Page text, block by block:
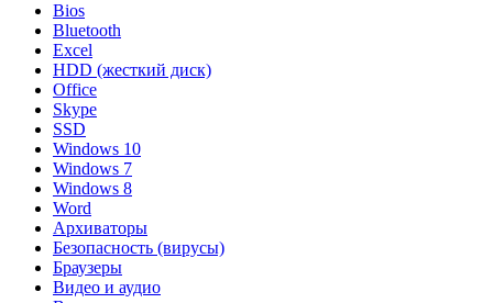
Bios
Bluetooth
Excel
HDD (жесткий диск)
Office
Skype
SSD
Windows 10
Windows 7
Windows 8
Word
Архиваторы
Безопасность (вирусы)
Браузеры
Видео и аудио